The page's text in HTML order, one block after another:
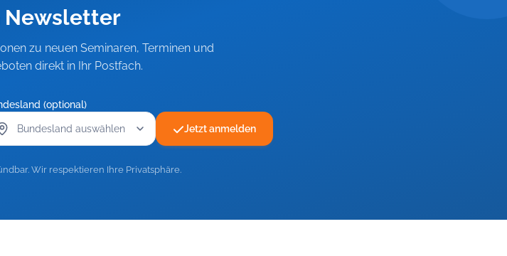
Newsletter
zu neuen Seminaren, Terminen und
direkt in Ihr Postfach.
(optional)
Jetzt anmelden
Wir respektieren Ihre Privatsphäre.